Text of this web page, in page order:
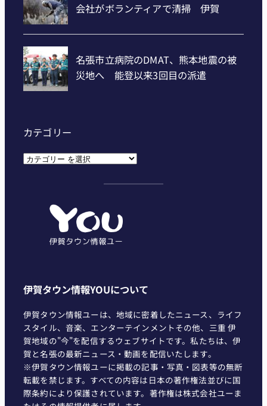
カテゴリー
カ
伊賀タウン情報YOUについて
伊賀タウン情報ユーは、地域に密着したニュース、ライフ
スタイル、音楽、エンターテインメントその他、三重 伊
賀地域の"今"を配信するウェブサイトです。私たちは、伊
賀と名張の最新ニュース・動画を配信いたします。
※伊賀タウン情報ユーに掲載の記事・写真・図表等の無断
転載を禁じます。すべての内容は日本の著作権法並びに国
際条約により保護されています。著作権は株式会社ユーま